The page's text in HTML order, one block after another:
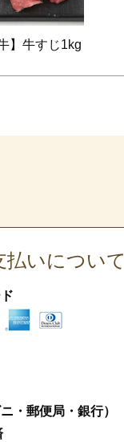
】牛すじ1kg
払いについて
・郵便局・銀行）